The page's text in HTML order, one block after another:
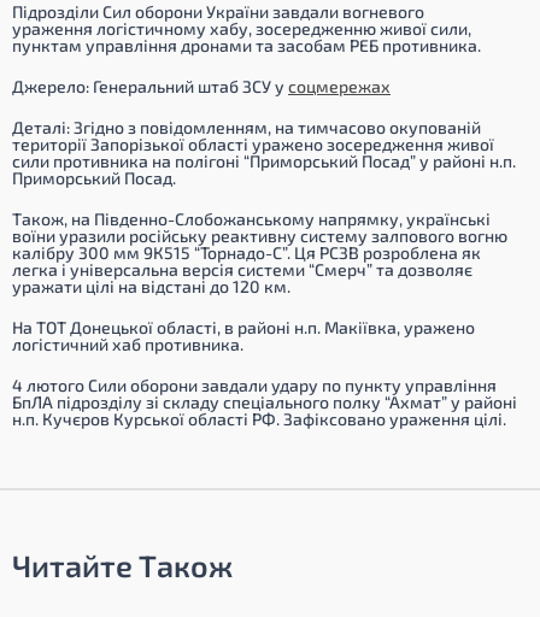
Підрозділи Сил оборони України завдали вогневого
ураження логістичному хабу, зосередженню живої сили,
пунктам управління дронами та засобам РЕБ противника.
Джерело: Генеральний штаб ЗСУ у соцмережах
Деталі: Згідно з повідомленням, на тимчасово окупованій
території Запорізької області уражено зосередження живої
сили противника на полігоні “Приморський Посад” у районі н.п.
Приморський Посад.
Також, на Південно-Слобожанському напрямку, українські
воїни уразили російську реактивну систему залпового вогню
калібру 300 мм 9К515 “Торнадо-С”. Ця РСЗВ розроблена як
легка і універсальна версія системи “Смерч” та дозволяє
уражати цілі на відстані до 120 км.
На ТОТ Донецької області, в районі н.п. Макіївка, уражено
логістичний хаб противника.
4 лютого Сили оборони завдали удару по пункту управління
БпЛА підрозділу зі складу спеціального полку “Ахмат” у районі
н.п. Кучєров Курської області РФ. Зафіксовано ураження цілі.
Читайте Також